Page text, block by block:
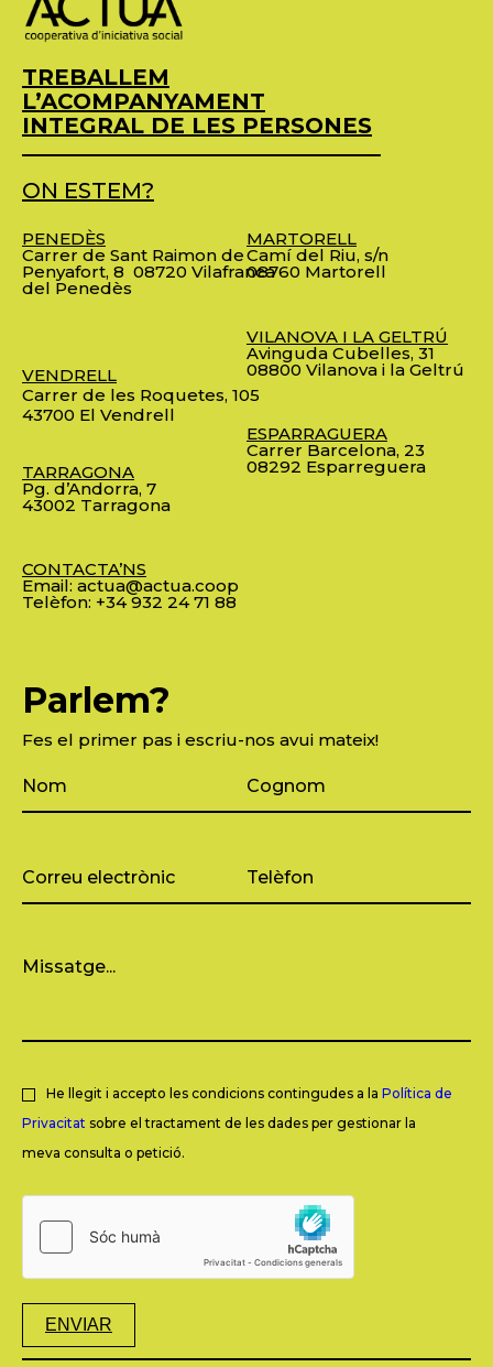
TREBALLEM
L’ACOMPANYAMENT
INTEGRAL DE LES PERSONES
ON ESTEM?
PENEDÈS
Carrer de Sant Raimon de
Penyafort, 8 08720 Vilafranca
del Penedès
VENDRELL
Carrer de les Roquetes, 105
43700 El Vendrell
TARRAGONA
Pg. d’Andorra, 7
43002 Tarragona
CONTACTA’NS
Email: actua@actua.coop
Telèfon: +34 932 24 71 88
MARTORELL
Camí del Riu, s/n
08760 Martorell
VILANOVA I LA GELTRÚ
Avinguda Cubelles, 31
08800 Vilanova i la Geltrú
ESPARRAGUERA
Carrer Barcelona, 23
08292 Esparreguera
Parlem?
Fes el primer pas i escriu-nos avui mateix!
He llegit i accepto les condicions contingudes a la Política de
Privacitat sobre el tractament de les dades per gestionar la
meva consulta o petició.
ENVIAR